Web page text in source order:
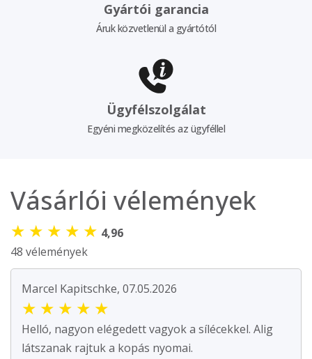
Gyártói garancia
Áruk közvetlenül a gyártótól
Ügyfélszolgálat
Egyéni megközelítés az ügyféllel
Vásárlói vélemények
★ ★ ★ ★ ★ 4,96
48 vélemények
Marcel Kapitschke, 07.05.2026
★ ★ ★ ★ ★
Helló, nagyon elégedett vagyok a sílécekkel. Alig
látszanak rajtuk a kopás nyomai.